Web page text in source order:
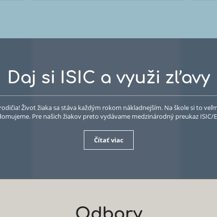
JE
Daj si ISIC a využi zľavy
Život žiaka sa stáva každým rokom nákladnejším. Na škole si to
Pre našich žiakov preto vydávame medzinárodný preukaz ISIC/
Čítať viac